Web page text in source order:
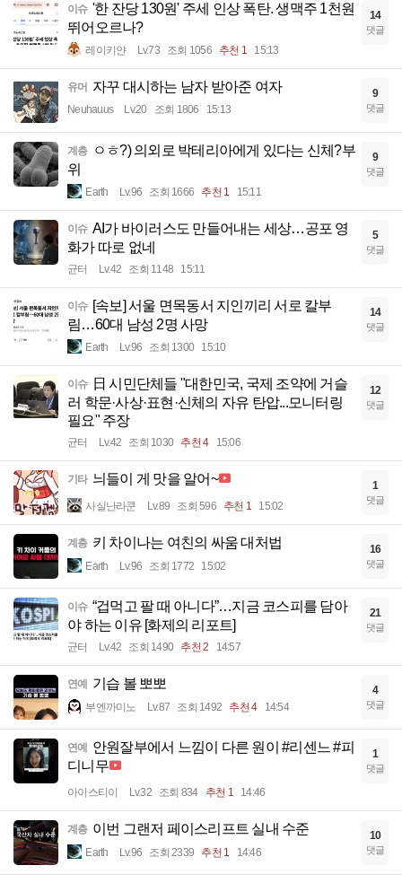
이슈 '한 잔당 130원' 주세 인상 폭탄. 생맥주 1천원
뛰어오르나?
레이키얀 Lv.73 조회 1056 추천 1 15:13
14
댓글
유머 자꾸 대시하는 남자 받아준 여자
Neuhauus Lv.20 조회 1806 15:13
9
댓글
계층
ㅇㅎ?) 의외로 박테리아에게 있다는 신체?부
위
Earth Lv.96 조회 1666 추천 1 15:11
9
댓글
이슈 AI가 바이러스도 만들어내는 세상…공포 영
화가 따로 없네
균터 Lv.42 조회 1148 15:11
5
댓글
이슈 [속보] 서울 면목동서 지인끼리 서로 칼부
림…60대 남성 2명 사망
Earth Lv.96 조회 1300 15:10
14
댓글
이슈
日 시민단체들 "대한민국, 국제 조약에 거슬
러 학문·사상·표현·신체의 자유 탄압...모니터링
필요" 주장
균터 Lv.42 조회 1030 추천 4 15:06
12
댓글
기타 늬들이 게 맛을 알어~
사실난라쿤 Lv.89 조회 596 추천 1 15:02
1
댓글
계층 키 차이나는 여친의 싸움 대처법
Earth Lv.96 조회 1772 15:02
16
댓글
이슈 “겁먹고 팔 때 아니다”…지금 코스피를 담아
야 하는 이유 [화제의 리포트]
균터 Lv.42 조회 1490 추천 2 14:57
21
댓글
연예 기습 볼 뽀뽀
부엔까미노 Lv.87 조회 1492 추천 4 14:54
4
댓글
연예 안원잘부에서 느낌이 다른 원이 #리센느 #피
디니무
아이스티이 Lv.32 조회 834 추천 1 14:46
1
댓글
계층 이번 그랜저 페이스리프트 실내 수준
Earth Lv.96 조회 2339 추천 1 14:46
10
댓글